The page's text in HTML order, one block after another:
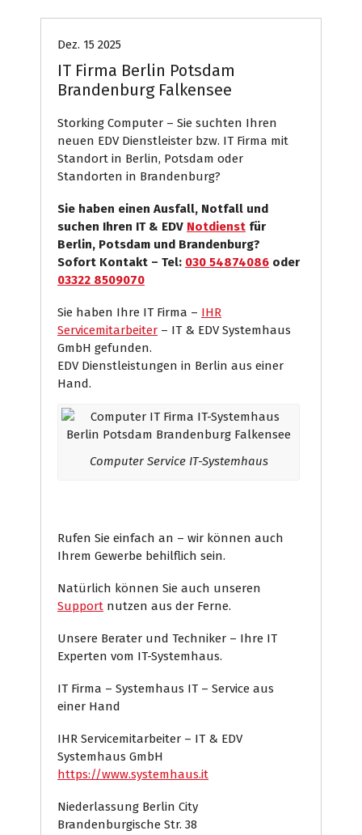
Dez. 15 2025
IT Firma Berlin Potsdam
Brandenburg Falkensee
Storking Computer – Sie suchten Ihren
neuen EDV Dienstleister bzw. IT Firma mit
Standort in Berlin, Potsdam oder
Standorten in Brandenburg?
Sie haben einen Ausfall, Notfall und
suchen Ihren IT & EDV Notdienst für
Berlin, Potsdam und Brandenburg?
Sofort Kontakt – Tel: 030 54874086 oder
03322 8509070
Sie haben Ihre IT Firma – IHR
Servicemitarbeiter – IT & EDV Systemhaus
GmbH gefunden.
EDV Dienstleistungen in Berlin aus einer
Hand.
Computer Service IT-Systemhaus
Rufen Sie einfach an – wir können auch
Ihrem Gewerbe behilflich sein.
Natürlich können Sie auch unseren
Support nutzen aus der Ferne.
Unsere Berater und Techniker – Ihre IT
Experten vom IT-Systemhaus.
IT Firma – Systemhaus IT – Service aus
einer Hand
IHR Servicemitarbeiter – IT & EDV
Systemhaus GmbH
https://www.systemhaus.it
Niederlassung Berlin City
Brandenburgische Str. 38